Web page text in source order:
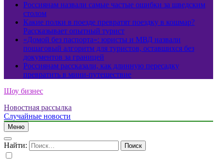
Россиянам назвали самые частые ошибки за шведским
столом
Какие полки в поезде превратят поездку в кошмар?
Рассказывает опытный турист
«Домой без паспорта»: юристы и МВД назвали
пошаговый алгоритм для туристов, оставшихся без
документов за границей
Россиянам рассказали, как длинную пересадку
превратить в мини-путешествие
Шоу бизнес
Новостная рассылка
Случайные новости
Меню
Найти: